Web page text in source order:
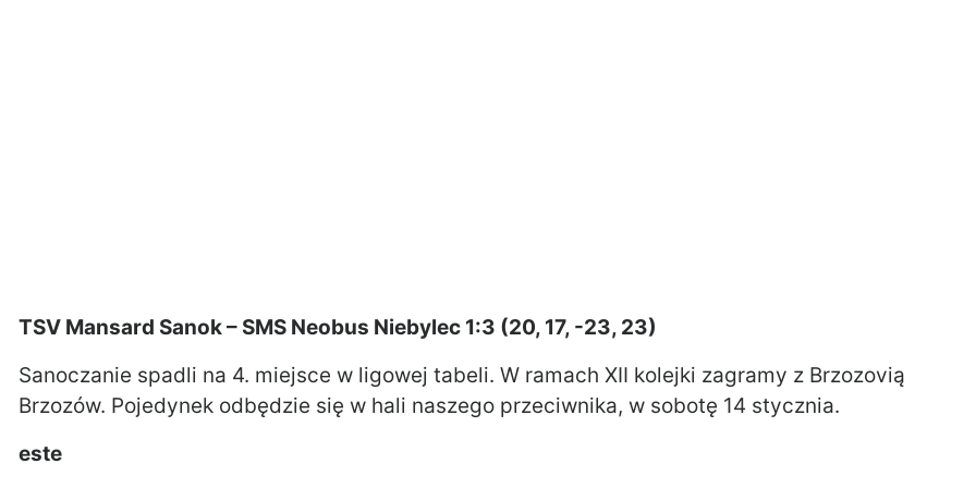
TSV Mansard Sanok – SMS Neobus Niebylec 1:3 (20, 17, -23, 23)
Sanoczanie spadli na 4. miejsce w ligowej tabeli. W ramach XII kolejki zagramy z Brzozovią
Brzozów. Pojedynek odbędzie się w hali naszego przeciwnika, w sobotę 14 stycznia.
este